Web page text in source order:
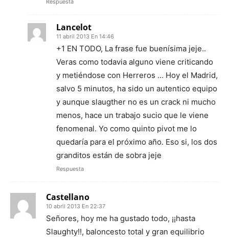
Respuesta
Lancelot
11 abril 2013 En 14:46
+1 EN TODO, La frase fue buenísima jeje..
Veras como todavia alguno viene criticando
y metiéndose con Herreros … Hoy el Madrid,
salvo 5 minutos, ha sido un autentico equipo
y aunque slaugther no es un crack ni mucho
menos, hace un trabajo sucio que le viene
fenomenal. Yo como quinto pivot me lo
quedaría para el próximo año. Eso si, los dos
granditos están de sobra jeje
Respuesta
Castellano
10 abril 2013 En 22:37
Señores, hoy me ha gustado todo, ¡¡hasta
Slaughty!!, baloncesto total y gran equilibrio